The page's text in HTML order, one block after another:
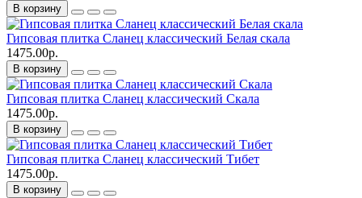
В корзину
Гипсовая плитка Сланец классический Белая скала
1475.00р.
В корзину
Гипсовая плитка Сланец классический Скала
1475.00р.
В корзину
Гипсовая плитка Сланец классический Тибет
1475.00р.
В корзину